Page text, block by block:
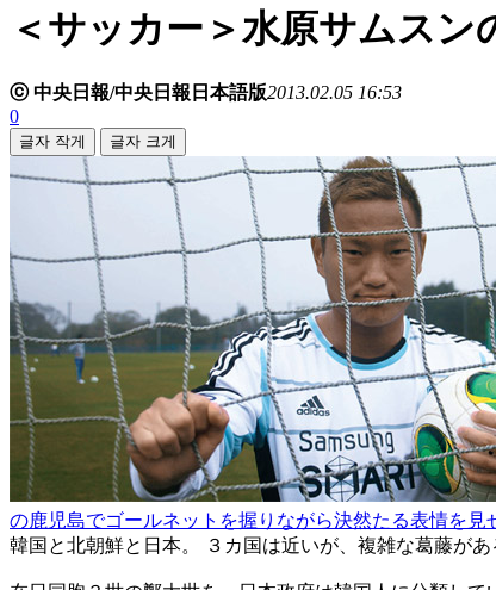
＜サッカー＞水原サムス
ⓒ 中央日報/中央日報日本語版2013.02.05 16:53
0
글자 작게 글자 크게
の鹿児島でゴールネットを握りながら決然たる表情を見
韓国と北朝鮮と日本。 ３カ国は近いが、複雑な葛藤が